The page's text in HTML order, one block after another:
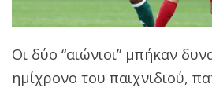
Οι δύο “αιώνιοι” μπήκαν
ημίχρονο του παιχνιδιού,